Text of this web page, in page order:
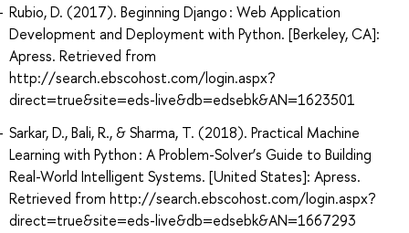
Rubio, D. (2017). Beginning Django : Web Application
Development and Deployment with Python. [Berkeley, CA]:
Apress. Retrieved from
http://search.ebscohost.com/login.aspx?
direct=true&site=eds-live&db=edsebk&AN=1623501
Sarkar, D., Bali, R., & Sharma, T. (2018). Practical Machine
Learning with Python : A Problem-Solver’s Guide to Building
Real-World Intelligent Systems. [United States]: Apress.
Retrieved from http://search.ebscohost.com/login.aspx?
direct=true&site=eds-live&db=edsebk&AN=1667293